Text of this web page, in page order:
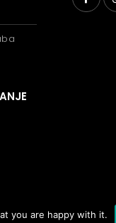
you are happy with it.